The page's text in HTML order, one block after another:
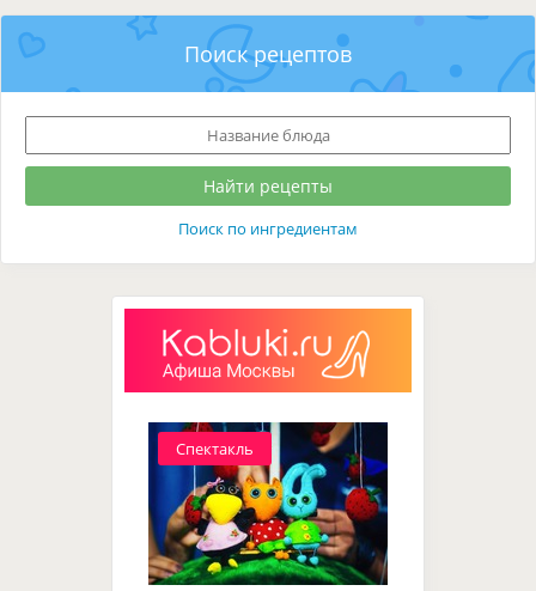
Поиск рецептов
Поиск по ингредиентам
Спектакль